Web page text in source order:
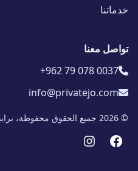
خدماتنا
تواصل معنا
+962 79 078 0037
info@privatejo.com
© 2026 جميع الحقوق محفوظة، برايفيت جو - الأردن.